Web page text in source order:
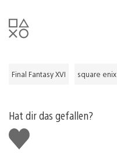
Final Fantasy XVI square enix
Hat dir das gefallen?
Gefällt
mir